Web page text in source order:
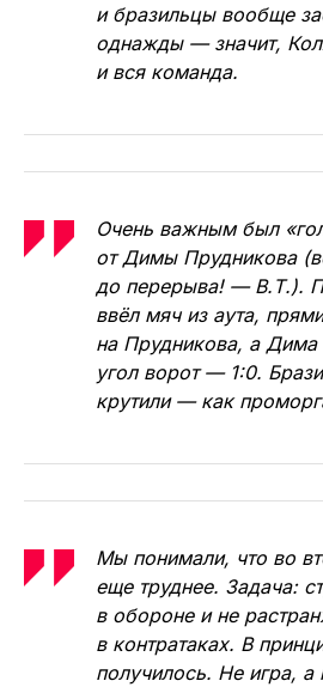
и бразильцы вообще
однажды — значит,
и вся команда.
Очень важным был
от Димы Прудникова
до перерыва! — В.Т.).
ввёл мяч из аута,
на Прудникова, а Дима
угол ворот — 1:0.
крутили — как
Мы понимали, что во
еще труднее. Задача:
в обороне и не
в контратаках. В
получилось. Не игра, а